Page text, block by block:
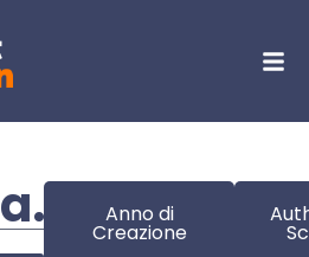
Anno di
Creazione